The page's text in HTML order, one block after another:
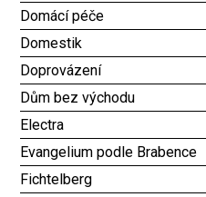
Domácí péče
Domestik
Doprovázení
Dům bez východu
Electra
Evangelium podle Brabence
Fichtelberg